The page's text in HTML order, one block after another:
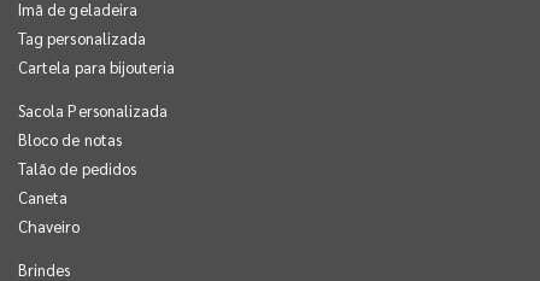
Imã de geladeira
Tag personalizada
Cartela para bijouteria
Sacola Personalizada
Bloco de notas
Talão de pedidos
Caneta
Chaveiro
Brindes